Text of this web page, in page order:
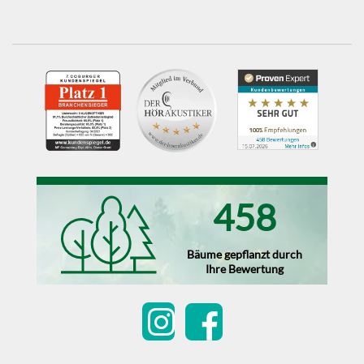
458
Bäume gepflanzt durch
Ihre Bewertung
Kundenbewertungen und Erfahrungen zu
Optik Müller & Die Akustiker